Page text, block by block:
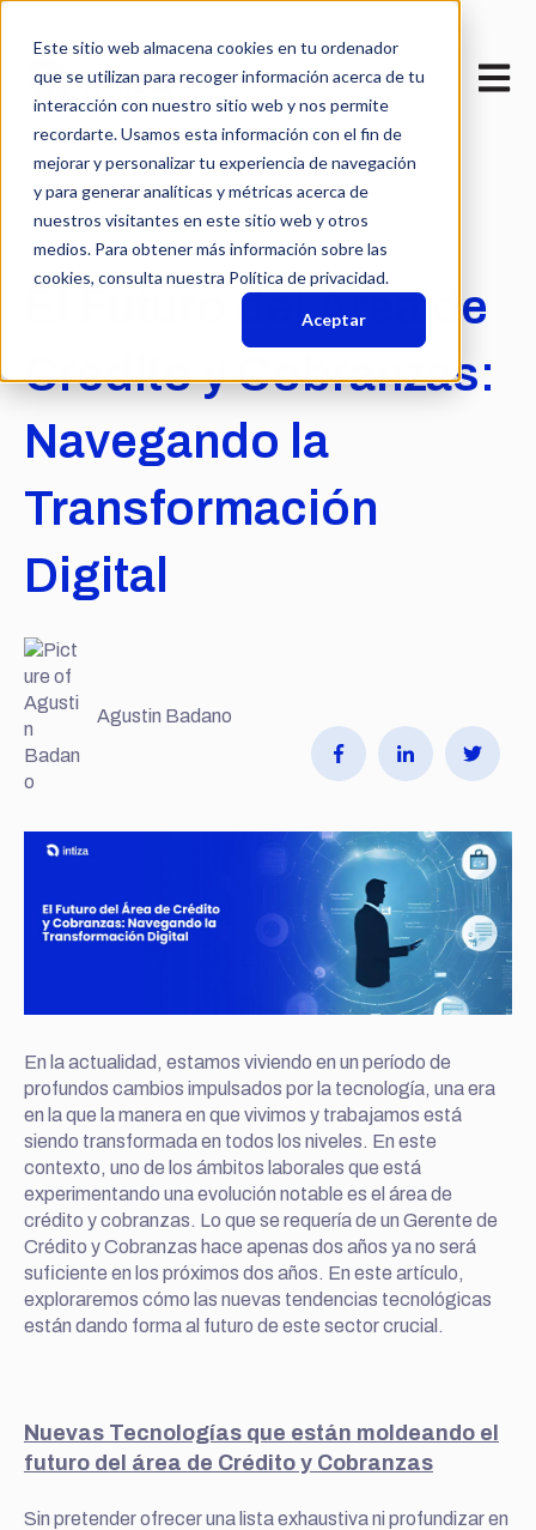
Este sitio web almacena cookies en tu ordenador
que se utilizan para recoger información acerca de tu
interacción con nuestro sitio web y nos permite
recordarte. Usamos esta información con el fin de
mejorar y personalizar tu experiencia de navegación
y para generar analíticas y métricas acerca de
nuestros visitantes en este sitio web y otros
medios. Para obtener más información sobre las
cookies, consulta nuestra Política de privacidad.
Aceptar
Abrir
04-oct-2023 14:52:44
El Futuro del Área de
Crédito y Cobranzas:
Navegando la
Transformación
Digital
Agustin Badano
En la actualidad, estamos viviendo en un período de
profundos cambios impulsados por la tecnología, una era
en la que la manera en que vivimos y trabajamos está
siendo transformada en todos los niveles. En este
contexto, uno de los ámbitos laborales que está
experimentando una evolución notable es el área de
crédito y cobranzas. Lo que se requería de un Gerente de
Crédito y Cobranzas hace apenas dos años ya no será
suficiente en los próximos dos años. En este artículo,
exploraremos cómo las nuevas tendencias tecnológicas
están dando forma al futuro de este sector crucial.
Nuevas Tecnologías que están moldeando el
futuro del área de Crédito y Cobranzas
Sin pretender ofrecer una lista exhaustiva ni profundizar en